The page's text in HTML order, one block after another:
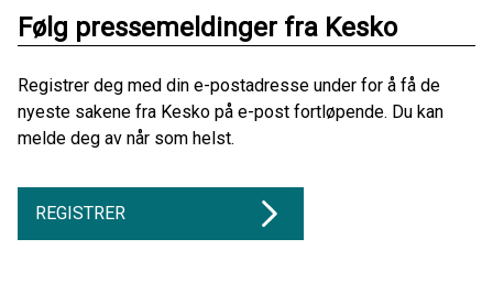
Følg pressemeldinger fra Kesko
Registrer deg med din e-postadresse under for å få de
nyeste sakene fra Kesko på e-post fortløpende. Du kan
melde deg av når som helst.
REGISTRER